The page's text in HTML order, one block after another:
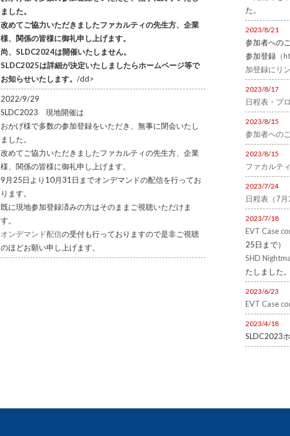
ました。
改めてご協力いただきましたファカルティの先生方、企業
様、関係の皆様に御礼申し上げます。
尚、SLDC2024は開催いたしません。
SLDC2025は詳細が決定いたしましたらホームページ等で
お知らせいたします。 /dd>
2022/9/29
SLDC2023 現地開催は
おかげ様で多数の参加登録をいただき、無事に閉会いたし
ました。
改めてご協力いただきましたファカルティの先生方、企業
様、関係の皆様に御礼申し上げます。
9月25日より10月31日までオンデマンドの配信を行ってお
ります。
既に現地参加登録済みの方はそのままご視聴いただけま
す。
オンデマンド配信の受付も行っておりますので是非ご視聴
のほどお願い申し上げます。
た。
2023/8/21
参加者への
参加登録（
加登録にリン
2023/8/17
日程表・プ
2023/8/15
参加者への
2023/8/15
ファカルティ
2023/7/24
日程表（7月
2023/7/18
EVT Case
25日まで）
SHD
たしました。
2023/6/23
EVT Case
2023/4/18
SLDC2023